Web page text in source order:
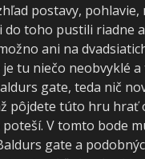
postavy, pohlavie,
toho pustili riadne
ani na
tu niečo neobvyklé
gate, teda nič
pôjdete túto hru hrať
V tomto bode
gate a